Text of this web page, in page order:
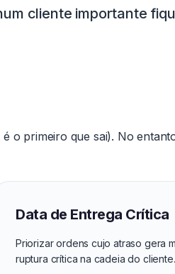
cliente importante
o primeiro que sai). No
Data de Entrega Crítica
Priorizar ordens cujo atraso gera
ruptura crítica na cadeia do cliente.